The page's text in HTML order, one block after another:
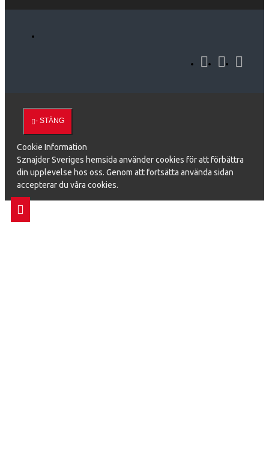
- STÄNG
Cookie Information
Sznajder Sveriges hemsida använder cookies för att förbättra
din upplevelse hos oss. Genom att fortsätta använda sidan
accepterar du våra cookies.